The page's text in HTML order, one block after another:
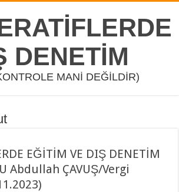
DENETİM
MANİ DEĞİLDİR)
EĞİTİM VE DIŞ DENETİM
Abdullah ÇAVUŞ/Vergi